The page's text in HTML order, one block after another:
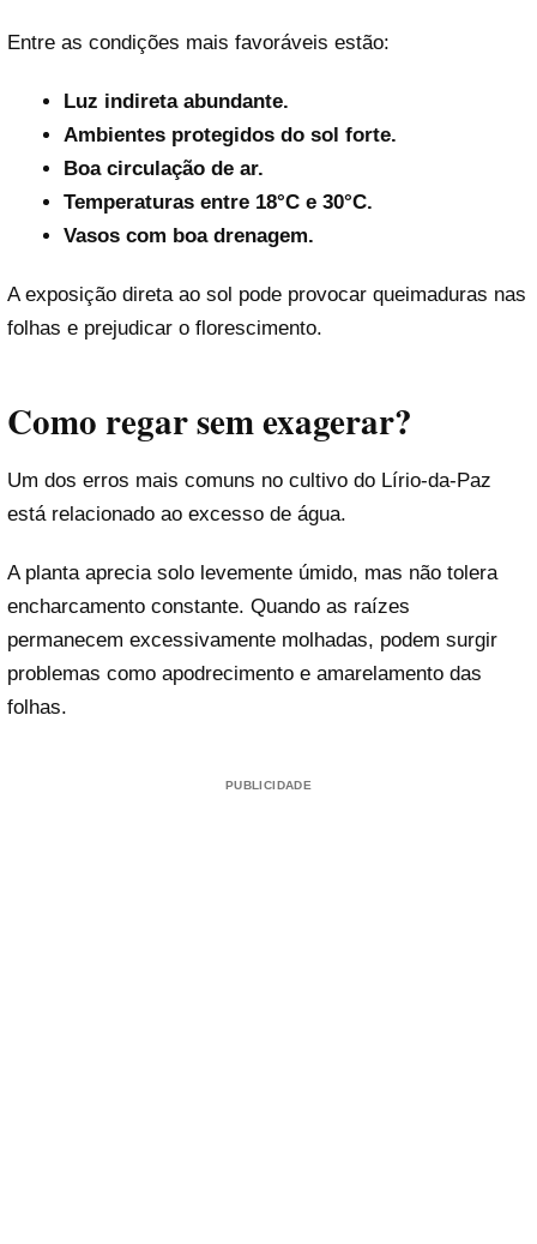
Entre as condições mais favoráveis estão:
Luz indireta abundante.
Ambientes protegidos do sol forte.
Boa circulação de ar.
Temperaturas entre 18°C e 30°C.
Vasos com boa drenagem.
A exposição direta ao sol pode provocar queimaduras nas
folhas e prejudicar o florescimento.
Como regar sem exagerar?
Um dos erros mais comuns no cultivo do Lírio-da-Paz
está relacionado ao excesso de água.
A planta aprecia solo levemente úmido, mas não tolera
encharcamento constante. Quando as raízes
permanecem excessivamente molhadas, podem surgir
problemas como apodrecimento e amarelamento das
folhas.
PUBLICIDADE